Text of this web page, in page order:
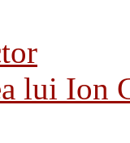
lui Ion